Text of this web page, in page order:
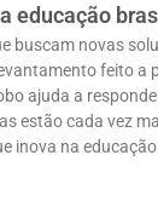
educação
buscam novas
feito a
ajuda a
estão cada vez
inova na